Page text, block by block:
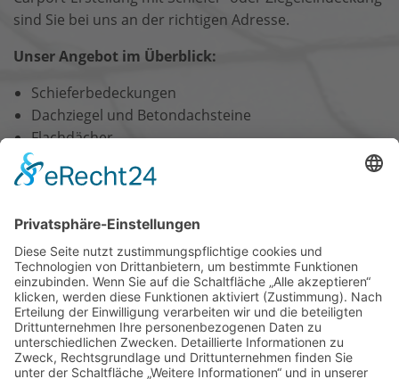
sind Sie bei uns an der richtigen Adresse.
Unser Angebot im Überblick:
Schieferbedeckungen
Dachziegel und Betondachsteine
Flachdächer
Holzbau und Zimmerei
Gerüstbau
Balkon- und Terrassenabdichtungen
Solartechnik für Solarthermie und Photovoltaik
Schnee- und Eisberäumung
nach oben